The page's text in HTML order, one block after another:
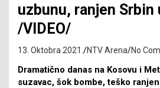
uzbunu, ranjen Srbin
/VIDEO/
13. Oktobra 2021. NTV Arena No
Dramatično danas na Kosovu i
suzavac, šok bombe, teško